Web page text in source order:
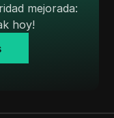
mejorada:
hoy!